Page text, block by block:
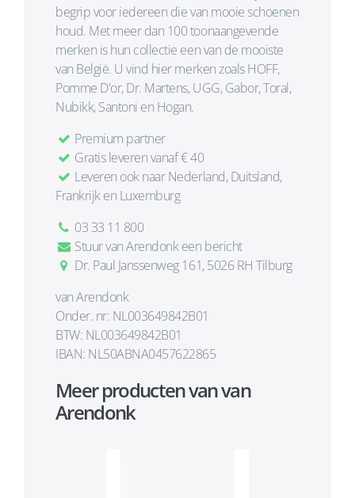
begrip voor iedereen die van mooie schoenen
houd. Met meer dan 100 toonaangevende
merken is hun collectie een van de mooiste
van België. U vind hier merken zoals HOFF,
Pomme D'or, Dr. Martens, UGG, Gabor, Toral,
Nubikk, Santoni en Hogan.
Premium partner
Gratis leveren vanaf € 40
Leveren ook naar Nederland, Duitsland,
Frankrijk en Luxemburg
03 33 11 800
Stuur van Arendonk een bericht
Dr. Paul Janssenweg 161, 5026 RH Tilburg
van Arendonk
Onder. nr: NL003649842B01
BTW: NL003649842B01
IBAN: NL50ABNA0457622865
Meer producten van van
Arendonk